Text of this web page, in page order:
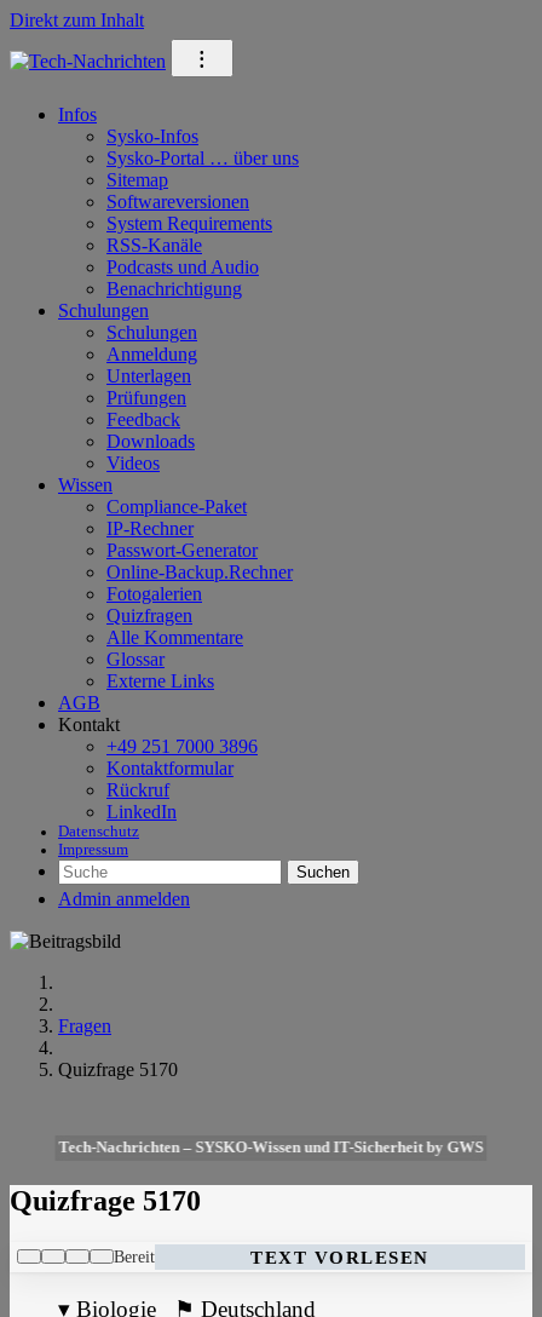
Direkt zum Inhalt
⁝
Infos
Sysko-Infos
Sysko-Portal … über uns
Sitemap
Softwareversionen
System Requirements
RSS-Kanäle
Podcasts und Audio
Benachrichtigung
Schulungen
Schulungen
Anmeldung
Unterlagen
Prüfungen
Feedback
Downloads
Videos
Wissen
Compliance-Paket
IP-Rechner
Passwort-Generator
Online-Backup.Rechner
Fotogalerien
Quizfragen
Alle Kommentare
Glossar
Externe Links
AGB
Kontakt
+49 251 7000 3896
Kontaktformular
Rückruf
LinkedIn
Datenschutz
Impressum
Suchen
Admin anmelden
Fragen
Quizfrage 5170
Tech-Nachrichten – SYSKO-Wissen und IT-Sicherheit by GWS
Quizfrage 5170
Bereit TEXT VORLESEN
▾ Biologie ⚑ Deutschland